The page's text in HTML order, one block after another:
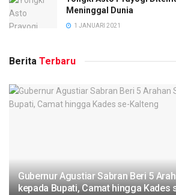
Meninggal Dunia
1 JANUARI 2021
Berita Terbaru
Gubernur Agustiar Sabran Beri 5
kepada Bupati, Camat hingga Kades